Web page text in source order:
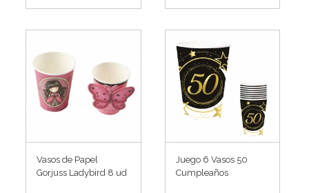
Vasos de Papel
Gorjuss Ladybird 8 ud
Juego 6 Vasos 50
Cumpleaños